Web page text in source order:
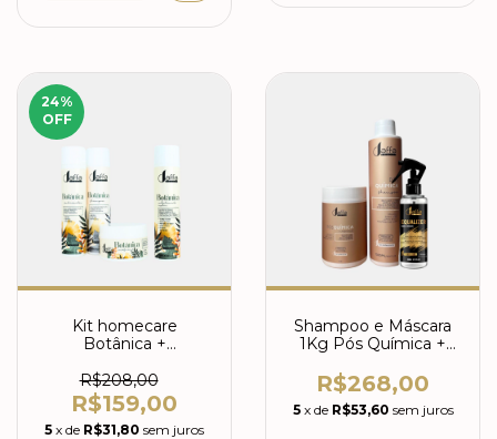
24%
OFF
Kit homecare
Botânica +
Botânica 300ml
R$208,00
R$159,00
5 x de R$31,80 sem juros
Shampoo e Máscara
1Kg Pós Química +
R$268,00
5 x de R$53,60 sem juros